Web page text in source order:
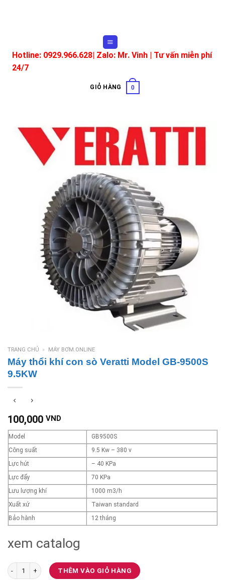
Hotline: 0929.966.628| Zalo: Mr. Vinh | Tư vấn miễn phí
24/7
GIỎ HÀNG 0
TRANG CHỦ » MÁY BƠM.ONLINE
Máy thổi khí con sò Veratti Model GB-9500S
9.5KW
100,000 VND
Model
GB9500S
Công suất
9.5 Kw – 380 v
Lực hút
– 40 KPa
Lực đẩy
70 KPa
Lưu lượng khí
1000 m3/h
Xuất xứ
Taiwan standard
Bảo hành
12 tháng
xem catalog
Máy thổi khí con sò Veratti Model GB-9500S 9.5KW số lượng
THÊM VÀO GIỎ HÀNG